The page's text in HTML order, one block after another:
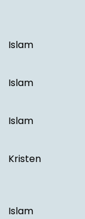
Islam
Islam
Islam
Kristen
Islam